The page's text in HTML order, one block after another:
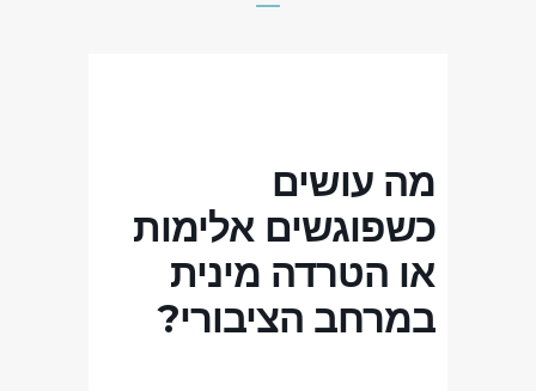
מה עושים
כשפוגשים אלימות
או הטרדה מינית
במרחב הציבורי?